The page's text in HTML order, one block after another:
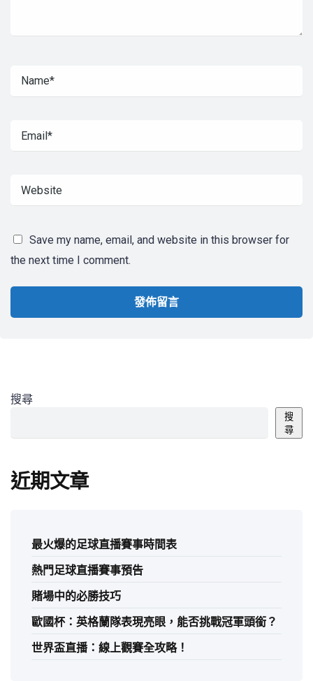
Save my name, email, and website in this browser for
the next time I comment.
搜尋
搜
尋
近期文章
最火爆的足球直播賽事時間表
熱門足球直播賽事預告
賭場中的必勝技巧
歐國杯：英格蘭隊表現亮眼，能否挑戰冠軍頭銜？
世界盃直播：線上觀賽全攻略！